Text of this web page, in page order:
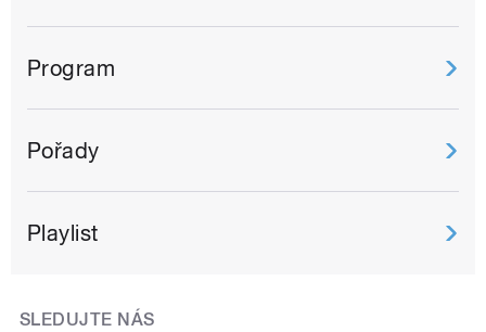
Program
Pořady
Playlist
SLEDUJTE NÁS